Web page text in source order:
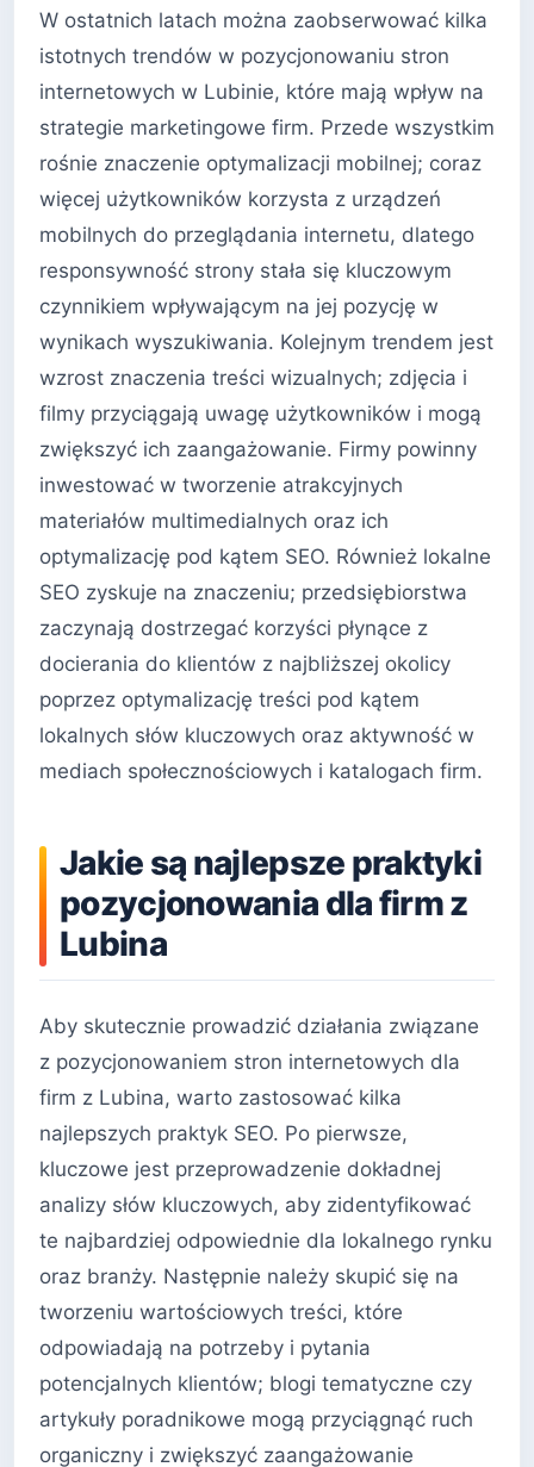
W ostatnich latach można zaobserwować kilka
istotnych trendów w pozycjonowaniu stron
internetowych w Lubinie, które mają wpływ na
strategie marketingowe firm. Przede wszystkim
rośnie znaczenie optymalizacji mobilnej; coraz
więcej użytkowników korzysta z urządzeń
mobilnych do przeglądania internetu, dlatego
responsywność strony stała się kluczowym
czynnikiem wpływającym na jej pozycję w
wynikach wyszukiwania. Kolejnym trendem jest
wzrost znaczenia treści wizualnych; zdjęcia i
filmy przyciągają uwagę użytkowników i mogą
zwiększyć ich zaangażowanie. Firmy powinny
inwestować w tworzenie atrakcyjnych
materiałów multimedialnych oraz ich
optymalizację pod kątem SEO. Również lokalne
SEO zyskuje na znaczeniu; przedsiębiorstwa
zaczynają dostrzegać korzyści płynące z
docierania do klientów z najbliższej okolicy
poprzez optymalizację treści pod kątem
lokalnych słów kluczowych oraz aktywność w
mediach społecznościowych i katalogach firm.
Jakie są najlepsze praktyki
pozycjonowania dla firm z
Lubina
Aby skutecznie prowadzić działania związane
z pozycjonowaniem stron internetowych dla
firm z Lubina, warto zastosować kilka
najlepszych praktyk SEO. Po pierwsze,
kluczowe jest przeprowadzenie dokładnej
analizy słów kluczowych, aby zidentyfikować
te najbardziej odpowiednie dla lokalnego rynku
oraz branży. Następnie należy skupić się na
tworzeniu wartościowych treści, które
odpowiadają na potrzeby i pytania
potencjalnych klientów; blogi tematyczne czy
artykuły poradnikowe mogą przyciągnąć ruch
organiczny i zwiększyć zaangażowanie